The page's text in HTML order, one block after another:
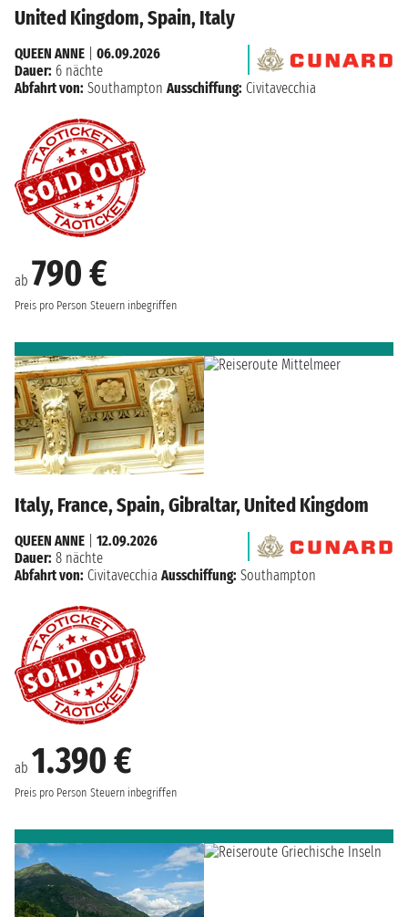
United Kingdom, Spain, Italy
ab 790 €
Preis pro Person Steuern inbegriffen
QUEEN ANNE
06.09.2026
Dauer: 6 nächte
Abfahrt von: Southampton Ausschiffung: Civitavecchia
Italy, France, Spain, Gibraltar, United Kingdom
ab 1.390 €
Preis pro Person Steuern inbegriffen
QUEEN ANNE
12.09.2026
Dauer: 8 nächte
Abfahrt von: Civitavecchia Ausschiffung: Southampton